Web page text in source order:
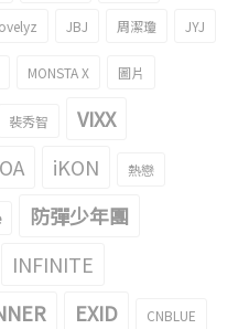
JBJ 周潔瓊 JYJ
MONSTA X 圖片
裴秀智 VIXX
iKON 熱戀
防彈少年團
INFINITE
EXID CNBLUE